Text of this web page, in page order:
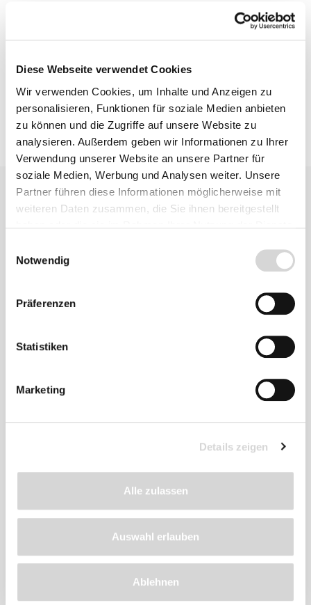
Diese Webseite verwendet Cookies
Wir verwenden Cookies, um Inhalte und Anzeigen zu
personalisieren, Funktionen für soziale Medien anbieten
zu können und die Zugriffe auf unsere Website zu
analysieren. Außerdem geben wir Informationen zu Ihrer
Verwendung unserer Website an unsere Partner für
soziale Medien, Werbung und Analysen weiter. Unsere
Partner führen diese Informationen möglicherweise mit
weiteren Daten zusammen, die Sie ihnen bereitgestellt
Notwendig
Präferenzen
Statistiken
Marketing
Details zeigen
Alle zulassen
Auswahl erlauben
Ablehnen
Bewertungen
Produkt
empfehlen wir
GARDENA-Blumenzwiebelpflanzer (Art.Nr.
241770)